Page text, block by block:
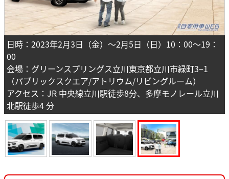
日時：2023年2月3⽇（⾦）〜2月5日（日）10：00〜19：
00
会場：グリーンスプリングス⽴川東京都⽴川市緑町3−1
（パブリックスクエア/アトリウム/リビングルーム）
アクセス：JR 中央線⽴川駅徒歩8分、多摩モノレール⽴川
北駅徒歩4 分